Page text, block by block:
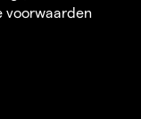
voorwaarden